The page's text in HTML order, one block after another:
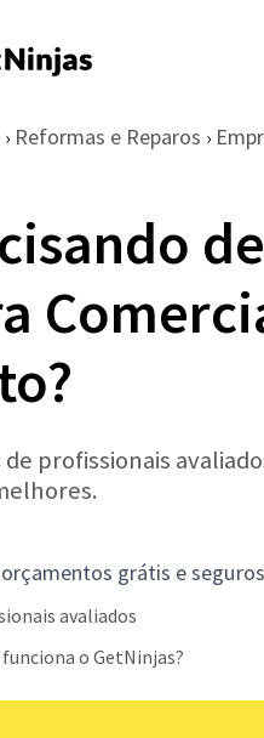
› Reformas e Reparos ›
de profissionais
grátis e seguros
avaliados
o GetNinjas?